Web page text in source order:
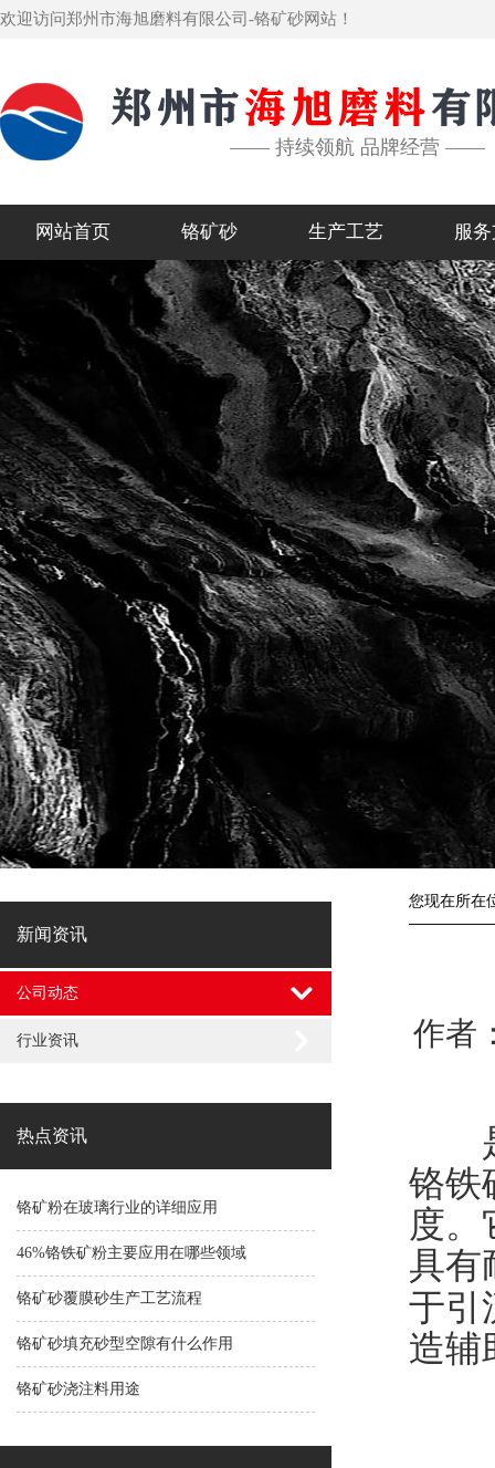
欢迎访问郑州市海旭磨料有限公司-铬矿砂网站！
—— 持续领航 品牌经营 ——
网站首页 铬矿砂 生产工艺 服
新闻资讯
公司动态
行业资讯
热点资讯
铬矿粉在玻璃行业的详细应用
46%铬铁矿粉主要应用在哪些领域
铬矿砂覆膜砂生产工艺流程
铬矿砂填充砂型空隙有什么作用
铬矿砂浇注料用途
您现在所在
作者
是
铬铁
度。
具有
于引
造辅